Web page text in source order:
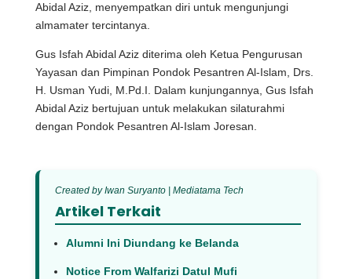
Abidal Aziz, menyempatkan diri untuk mengunjungi
almamater tercintanya.
Gus Isfah Abidal Aziz diterima oleh Ketua Pengurusan
Yayasan dan Pimpinan Pondok Pesantren Al-Islam, Drs.
H. Usman Yudi, M.Pd.I. Dalam kunjungannya, Gus Isfah
Abidal Aziz bertujuan untuk melakukan silaturahmi
dengan Pondok Pesantren Al-Islam Joresan.
Created by Iwan Suryanto | Mediatama Tech
Artikel Terkait
Alumni Ini Diundang ke Belanda
Notice From Walfarizi Datul Mufi